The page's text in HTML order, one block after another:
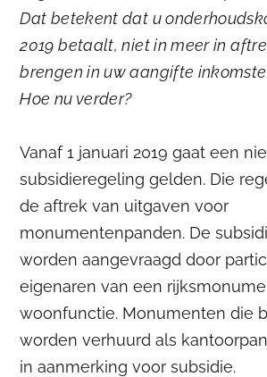
Dat betekent dat u
2019 betaalt, niet in meer in
brengen in uw aangifte
Hoe nu verder?
Vanaf 1 januari 2019 gaat een
subsidieregeling gelden. Die
de aftrek van uitgaven voor
monumentenpanden. De
worden aangevraagd door
eigenaren van een
woonfunctie. Monumenten die
worden verhuurd als
in aanmerking voor subsidie.